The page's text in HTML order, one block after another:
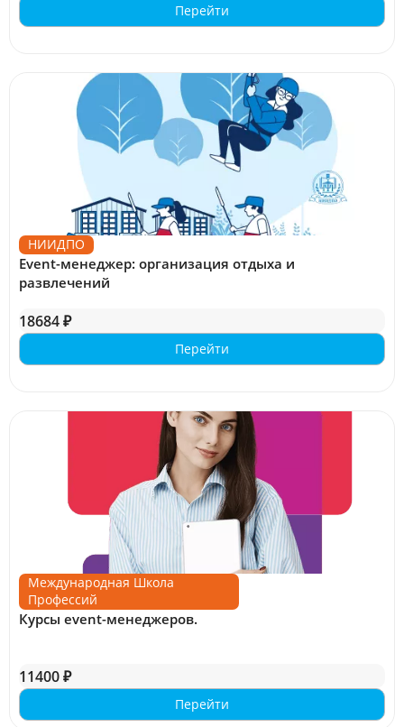
Перейти
НИИДПО
Event-менеджер: организация отдыха и
развлечений
18684 ₽
Перейти
Международная Школа
Профессий
Курсы event-менеджеров.
11400 ₽
Перейти